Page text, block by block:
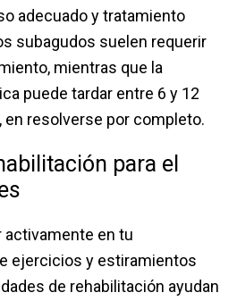
adecuado y tratamiento
subagudos suelen requerir
mientras que la
puede tardar entre 6 y 12
resolverse por completo.
para el
activamente en tu
ejercicios y estiramientos
de rehabilitación ayudan